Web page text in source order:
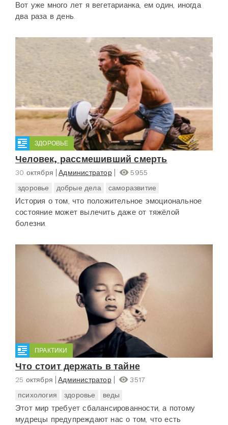
Вот уже много лет я вегетарианка, ем один, иногда
два раза в день.
ЗДОРОВЬЕ
Человек, рассмешивший смерть
30 октября Администратор
5955
здоровье
добрые дела саморазвитие
История о том, что положительное эмоциональное
состояние может вылечить даже от тяжёлой
болезни.
ПРАКТИКИ
Что стоит держать в тайне
25 октября Администратор
3517
психология
здоровье веды
Этот мир требует сбалансированности, а потому
мудрецы предупреждают нас о том, что есть